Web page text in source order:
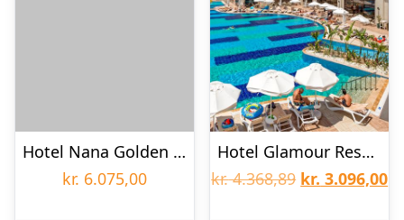
Hotel Nana Golden Beach
kr. 6.075,00
Hotel Glamour Resort & Spa
kr.4.368,89 Den
kr. 3.096,00